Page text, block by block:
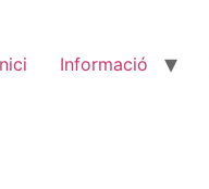
Informació